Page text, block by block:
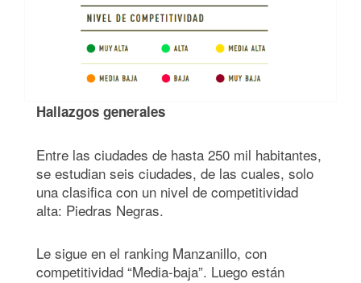
Hallazgos generales
Entre las ciudades de hasta 250 mil habitantes,
se estudian seis ciudades, de las cuales, solo
una clasifica con un nivel de competitividad
alta: Piedras Negras.
Le sigue en el ranking Manzanillo, con
competitividad “Media-baja”. Luego están